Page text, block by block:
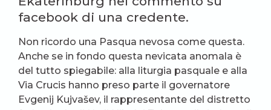
facebook di una credente.
Non ricordo una Pasqua nevosa come questa.
Anche se in fondo questa nevicata anomala è
del tutto spiegabile: alla liturgia pasquale e alla
Via Crucis hanno preso parte il governatore
Evgenij Kujvašev, il rappresentante del distretto